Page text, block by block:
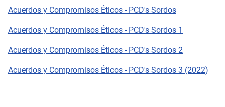
Acuerdos y Compromisos Éticos - PCD's Sordos
Acuerdos y Compromisos Éticos - PCD's Sordos 1
Acuerdos y Compromisos Éticos - PCD's Sordos 2
Acuerdos y Compromisos Éticos - PCD's Sordos 3 (2022)